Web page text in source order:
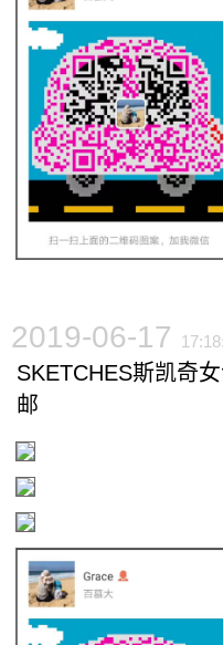
2019-06-17
SKETCHES斯凯奇
邮